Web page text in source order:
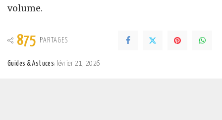
volume.
875 PARTAGES
Guides & Astuces février 21, 2026